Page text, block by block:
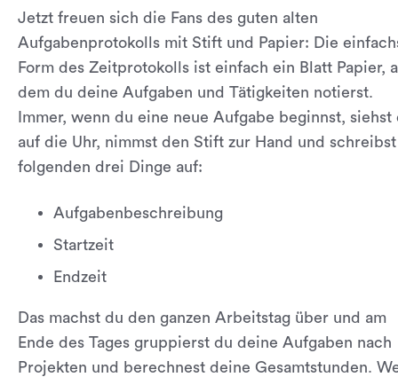
Jetzt freuen sich die Fans des guten alten
Aufgabenprotokolls mit Stift und Papier: Die
Form des Zeitprotokolls ist einfach ein Blatt Papier,
dem du deine Aufgaben und Tätigkeiten notierst.
Immer, wenn du eine neue Aufgabe beginnst, siehst
auf die Uhr, nimmst den Stift zur Hand und
folgenden drei Dinge auf:
Aufgabenbeschreibung
Startzeit
Endzeit
Das machst du den ganzen Arbeitstag über und am
Ende des Tages gruppierst du deine Aufgaben nach
Projekten und berechnest deine Gesamtstunden.